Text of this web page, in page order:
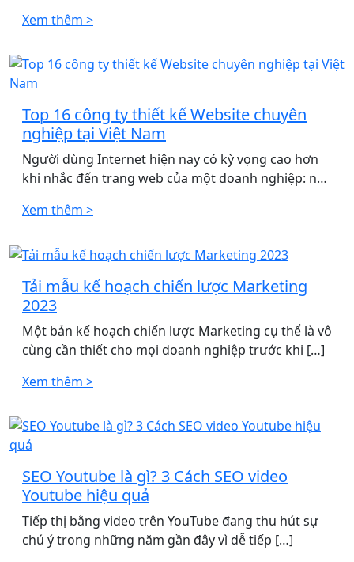
Xem thêm >
Top 16 công ty thiết kế Website chuyên
nghiệp tại Việt Nam
Người dùng Internet hiện nay có kỳ vọng cao hơn
khi nhắc đến trang web của một doanh nghiệp: nó
Xem thêm >
Tải mẫu kế hoạch chiến lược Marketing
2023
Một bản kế hoạch chiến lược Marketing cụ thể là vô
cùng cần thiết cho mọi doanh nghiệp trước khi […]
Xem thêm >
SEO Youtube là gì? 3 Cách SEO video
Youtube hiệu quả
Tiếp thị bằng video trên YouTube đang thu hút sự
chú ý trong những năm gần đây vì dễ tiếp […]